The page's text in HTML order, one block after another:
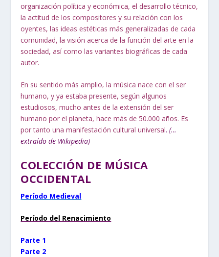
organización política y económica, el desarrollo técnico,
la actitud de los compositores y su relación con los
oyentes, las ideas estéticas más generalizadas de cada
comunidad, la visión acerca de la función del arte en la
sociedad, así como las variantes biográficas de cada
autor.
En su sentido más amplio, la música nace con el ser
humano, y ya estaba presente, según algunos
estudiosos, mucho antes de la extensión del ser
humano por el planeta, hace más de 50.000 años. Es
por tanto una manifestación cultural universal.(…
extraído de Wikipedia)
COLECCIÓN DE MÚSICA
OCCIDENTAL
Período Medieval
Período del Renacimiento
Parte 1
Parte 2